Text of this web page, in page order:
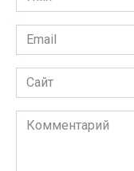
*
Email
*
Сайт
Комментарий